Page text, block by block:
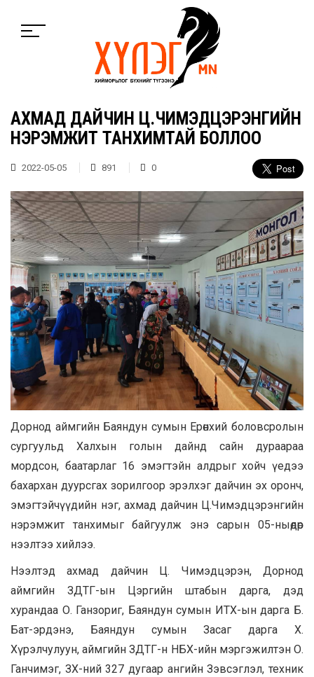
АХМАД ДАЙЧИН Ц.ЧИМЭДЦЭРЭНГИЙН
НЭРЭМЖИТ ТАНХИМТАЙ БОЛЛОО
2022-05-05 891 0
Дорнод аймгийн Баяндун сумын Ерөнхий боловсролын
сургуульд Халхын голын дайнд сайн дураараа
мордсон, баатарлаг 16 эмэгтэйн алдрыг хойч үедээ
бахархан дуурсгах зорилгоор эрэлхэг дайчин эх оронч,
эмэгтэйчүүдийн нэг, ахмад дайчин Ц.Чимэдцэрэнгийн
нэрэмжит танхимыг байгуулж энэ сарын 05-ныөдөр
нээлтээ хийлээ.
Нээлтэд ахмад дайчин Ц. Чимэдцэрэн, Дорнод
аймгийн ЗДТГ-ын Цэргийн штабын дарга, дэд
хурандаа О. Ганзориг, Баяндун сумын ИТХ-ын дарга Б.
Бат-эрдэнэ, Баяндун сумын Засаг дарга Х.
Хүрэлчулуун, аймгийн ЗДТГ-н НБХ-ийн мэргэжилтэн О.
Ганчимэг, ЗХ-ний 327 дугаар ангийн Зэвсэглэл, техник